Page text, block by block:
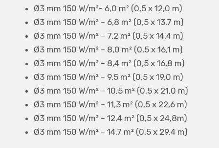
Ø3 mm 150 W/m²- 6,0 m² (0,5 x 12,0 m)
Ø3 mm 150 W/m² – 6,8 m² (0,5 x 13,7 m)
Ø3 mm 150 W/m² – 7,2 m² (0,5 x 14,4 m)
Ø3 mm 150 W/m² – 8,0 m² (0,5 x 16,1 m)
Ø3 mm 150 W/m² – 8,4 m² (0,5 x 16,8 m)
Ø3 mm 150 W/m² – 9,5 m² (0,5 x 19,0 m)
Ø3 mm 150 W/m² – 10,5 m² (0,5 x 21,0 m)
Ø3 mm 150 W/m² – 11,3 m² (0,5 x 22,6 m)
Ø3 mm 150 W/m² – 12,4 m² (0,5 x 24,8m)
Ø3 mm 150 W/m² – 14,7 m² (0,5 x 29,4 m)